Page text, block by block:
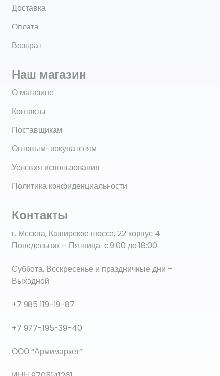
Доставка
Оплата
Возврат
Наш магазин
О магазине
Контакты
Поставщикам
Оптовым-покупателям
Условия использования
Политика конфиденциальности
Контакты
г. Москва, Каширское шоссе, 22 корпус 4
Понедельник – Пятница с 9:00 до 18:00
Суббота, Воскресенье и праздничные дни –
Выходной
+7 985 119-19-87
+7 977-195-39-40
ООО “Армимаркет”